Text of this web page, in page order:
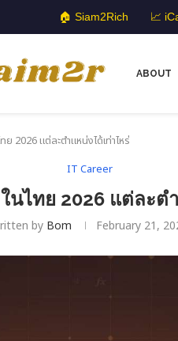
🏠 Siam2Rich 📈
ABOUT
ย 2026 แต่ละตำแหน่งได้เท่าไหร่
IT Career
ในไทย 2026 แต่ละต
by Bom February 21,